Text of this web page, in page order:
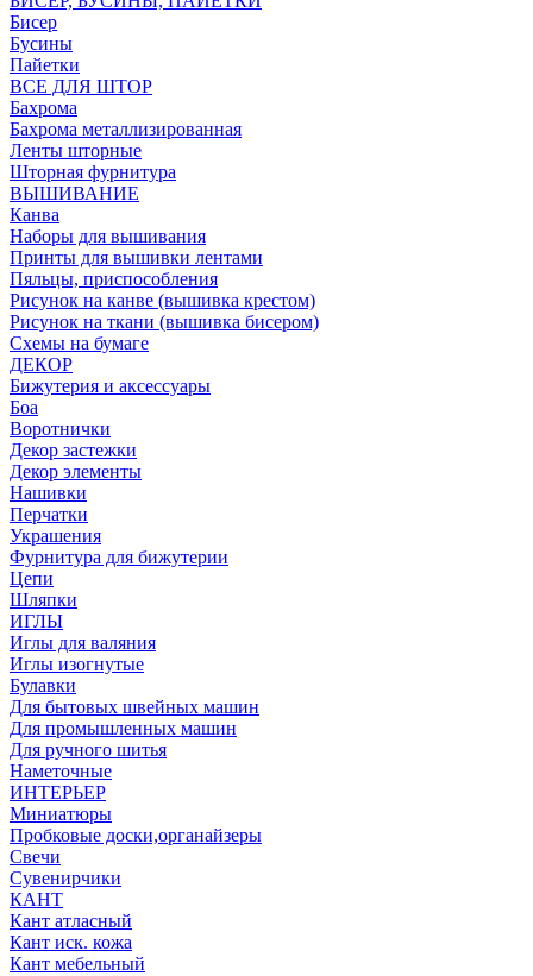
Бисер
Бусины
Пайетки
ВСЕ ДЛЯ ШТОР
Бахрома
Бахрома металлизированная
Ленты шторные
Шторная фурнитура
ВЫШИВАНИЕ
Канва
Наборы для вышивания
Принты для вышивки лентами
Пяльцы, приспособления
Рисунок на канве (вышивка крестом)
Рисунок на ткани (вышивка бисером)
Схемы на бумаге
ДЕКОР
Бижутерия и аксессуары
Боа
Воротнички
Декор застежки
Декор элементы
Нашивки
Перчатки
Украшения
Фурнитура для бижутерии
Цепи
Шляпки
ИГЛЫ
Иглы для валяния
Иглы изогнутые
Булавки
Для бытовых швейных машин
Для промышленных машин
Для ручного шитья
Наметочные
ИНТЕРЬЕР
Миниатюры
Пробковые доски,органайзеры
Свечи
Сувенирчики
КАНТ
Кант атласный
Кант иск. кожа
Кант мебельный